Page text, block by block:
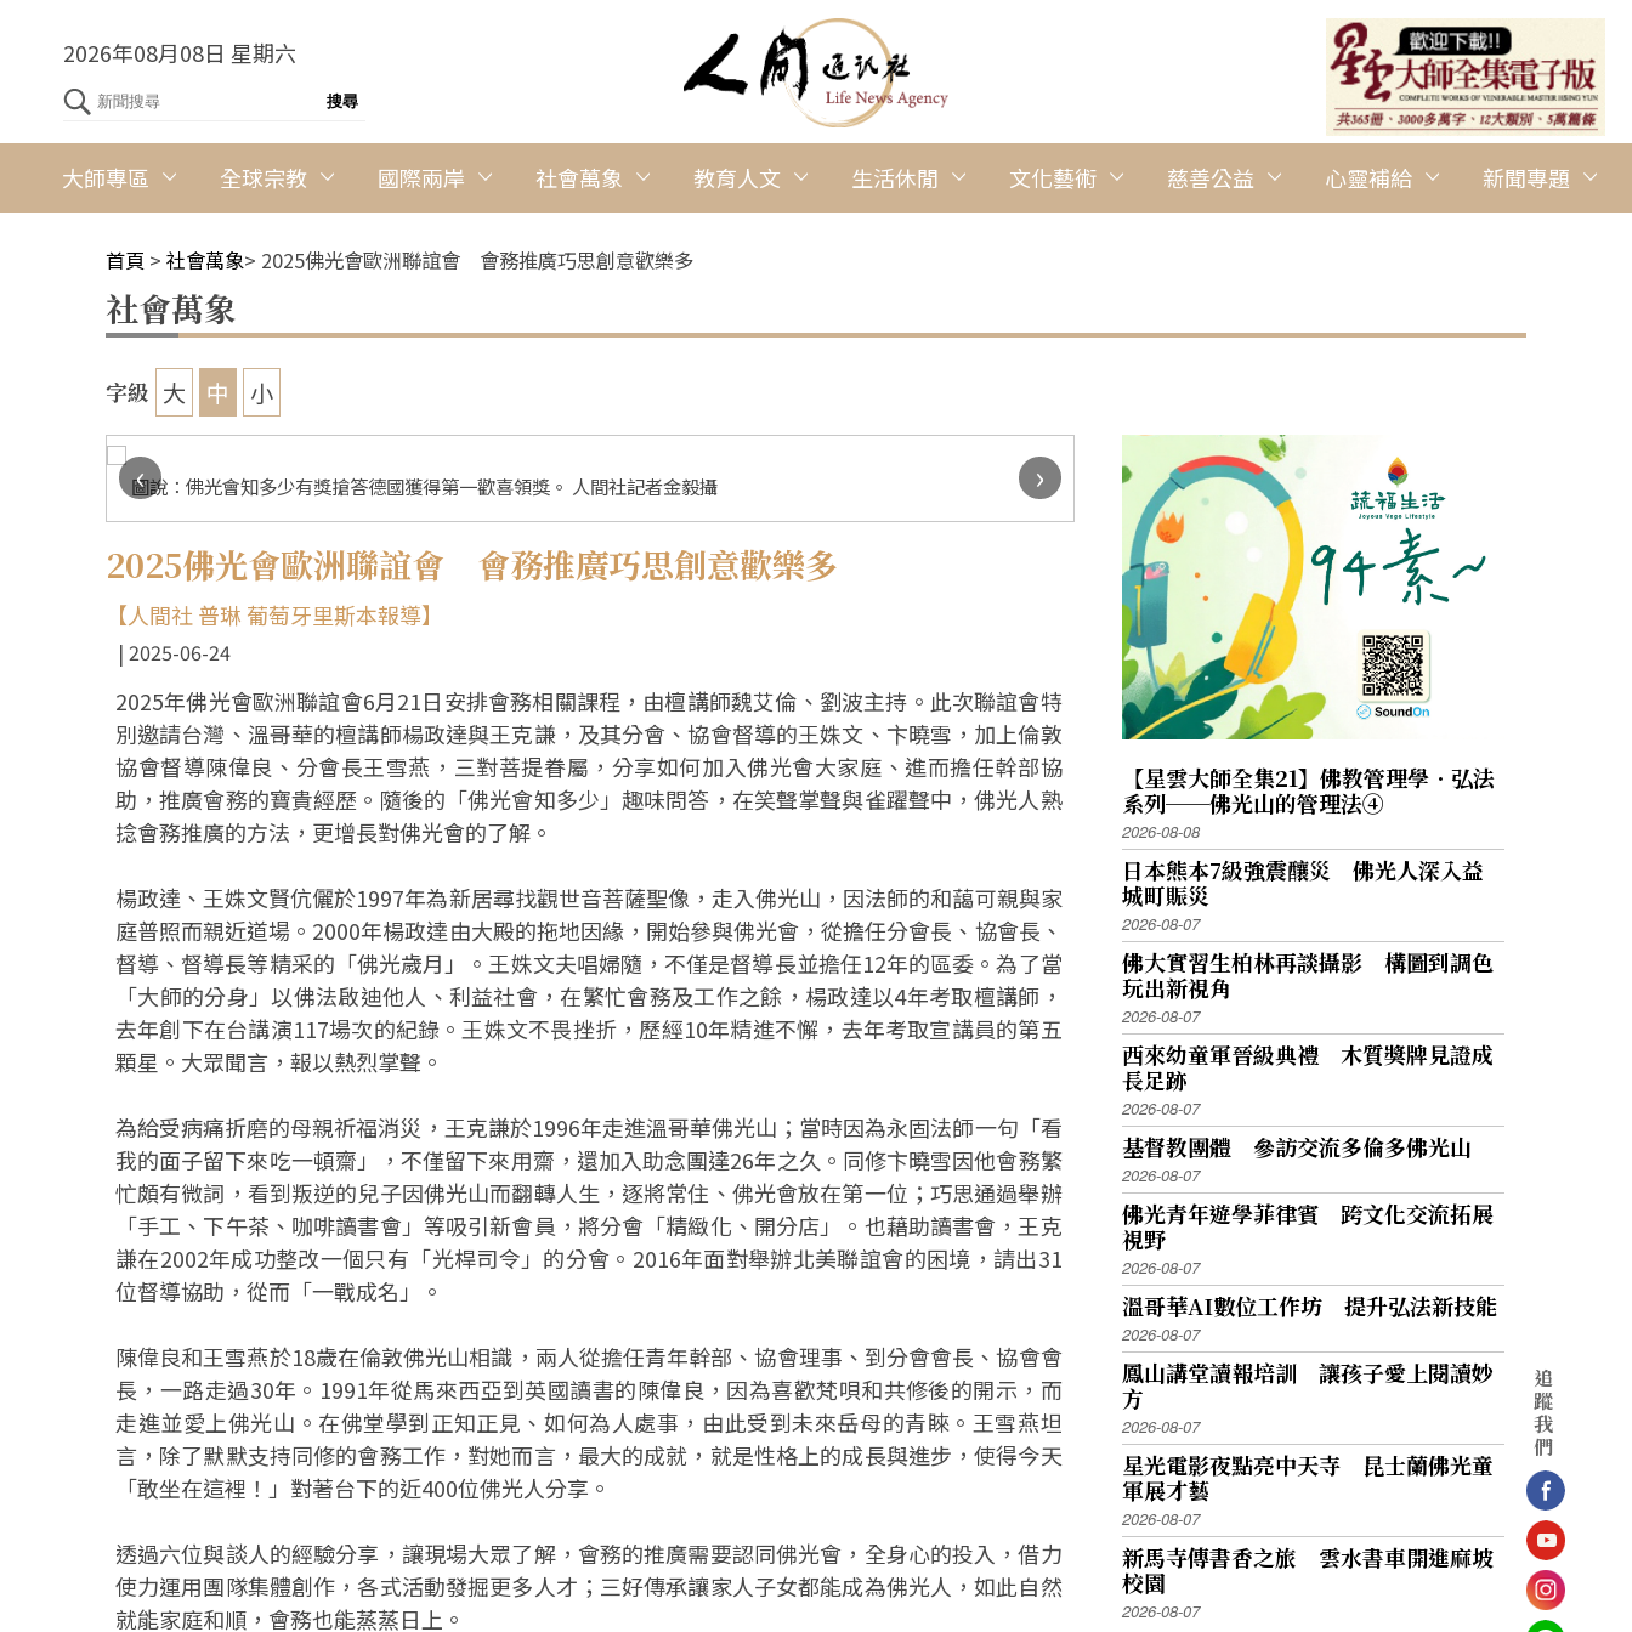
2026年08月08日 星期六
大師專區 全球宗教 國際兩岸 社會萬象 教育人文 生活休閒 文化藝術 慈善公益 心靈補給 新聞專題
首頁 > 社會萬象> 2025佛光會歐洲聯誼會 會務推廣巧思創意歡樂多
社會萬象
字級 大 中 小
圖說：佛光會知多少有獎搶答德國獲得第一歡喜領獎。 人間社記者金毅攝
圖說：會務推廣由檀講師劉波、魏艾倫主持，特別邀請三對菩提
協助，推廣會務的寶貴經歷。 人間社記者金毅攝
‹
›
2025佛光會歐洲聯誼會 會務推廣巧思創意歡樂多
【人間社 普琳 葡萄牙里斯本報導】
2025-06-24
2025年佛光會歐洲聯誼會6月21日安排會務相關課程，由檀講師魏艾倫、劉波主持。此次聯誼會特
別邀請台灣、溫哥華的檀講師楊政達與王克謙，及其分會、協會督導的王姝文、卞曉雪，加上倫敦
協會督導陳偉良、分會長王雪燕，三對菩提眷屬，分享如何加入佛光會大家庭、進而擔任幹部協
助，推廣會務的寶貴經歷。隨後的「佛光會知多少」趣味問答，在笑聲掌聲與雀躍聲中，佛光人熟
捻會務推廣的方法，更增長對佛光會的了解。
楊政達、王姝文賢伉儷於1997年為新居尋找觀世音菩薩聖像，走入佛光山，因法師的和藹可親與家
庭普照而親近道場。2000年楊政達由大殿的拖地因緣，開始參與佛光會，從擔任分會長、協會長、
督導、督導長等精采的「佛光歲月」。王姝文夫唱婦隨，不僅是督導長並擔任12年的區委。為了當
「大師的分身」以佛法啟迪他人、利益社會，在繁忙會務及工作之餘，楊政達以4年考取檀講師，
去年創下在台講演117場次的紀錄。王姝文不畏挫折，歷經10年精進不懈，去年考取宣講員的第五
顆星。大眾聞言，報以熱烈掌聲。
為給受病痛折磨的母親祈福消災，王克謙於1996年走進溫哥華佛光山；當時因為永固法師一句「看
我的面子留下來吃一頓齋」，不僅留下來用齋，還加入助念團達26年之久。同修卞曉雪因他會務繁
忙頗有微詞，看到叛逆的兒子因佛光山而翻轉人生，逐將常住、佛光會放在第一位；巧思通過舉辦
「手工、下午茶、咖啡讀書會」等吸引新會員，將分會「精緻化、開分店」。也藉助讀書會，王克
謙在2002年成功整改一個只有「光桿司令」的分會。2016年面對舉辦北美聯誼會的困境，請出31
位督導協助，從而「一戰成名」。
陳偉良和王雪燕於18歲在倫敦佛光山相識，兩人從擔任青年幹部、協會理事、到分會會長、協會會
長，一路走過30年。1991年從馬來西亞到英國讀書的陳偉良，因為喜歡梵唄和共修後的開示，而
走進並愛上佛光山。在佛堂學到正知正見、如何為人處事，由此受到未來岳母的青睞。王雪燕坦
言，除了默默支持同修的會務工作，對她而言，最大的成就，就是性格上的成長與進步，使得今天
「敢坐在這裡！」對著台下的近400位佛光人分享。
透過六位與談人的經驗分享，讓現場大眾了解，會務的推廣需要認同佛光會，全身心的投入，借力
使力運用團隊集體創作，各式活動發掘更多人才；三好傳承讓家人子女都能成為佛光人，如此自然
就能家庭和順，會務也能蒸蒸日上。
【星雲大師全集21】佛教管理學．弘法
系列──佛光山的管理法④
2026-08-08
日本熊本7級強震釀災 佛光人深入益
城町賑災
2026-08-07
佛大實習生柏林再談攝影 構圖到調色
玩出新視角
2026-08-07
西來幼童軍晉級典禮 木質獎牌見證成
長足跡
2026-08-07
基督教團體 參訪交流多倫多佛光山
2026-08-07
佛光青年遊學菲律賓 跨文化交流拓展
視野
2026-08-07
溫哥華AI數位工作坊 提升弘法新技能
2026-08-07
鳳山講堂讀報培訓 讓孩子愛上閱讀妙
方
2026-08-07
星光電影夜點亮中天寺 昆士蘭佛光童
軍展才藝
2026-08-07
新馬寺傳書香之旅 雲水書車開進麻坡
校園
2026-08-07
追
蹤
我
們